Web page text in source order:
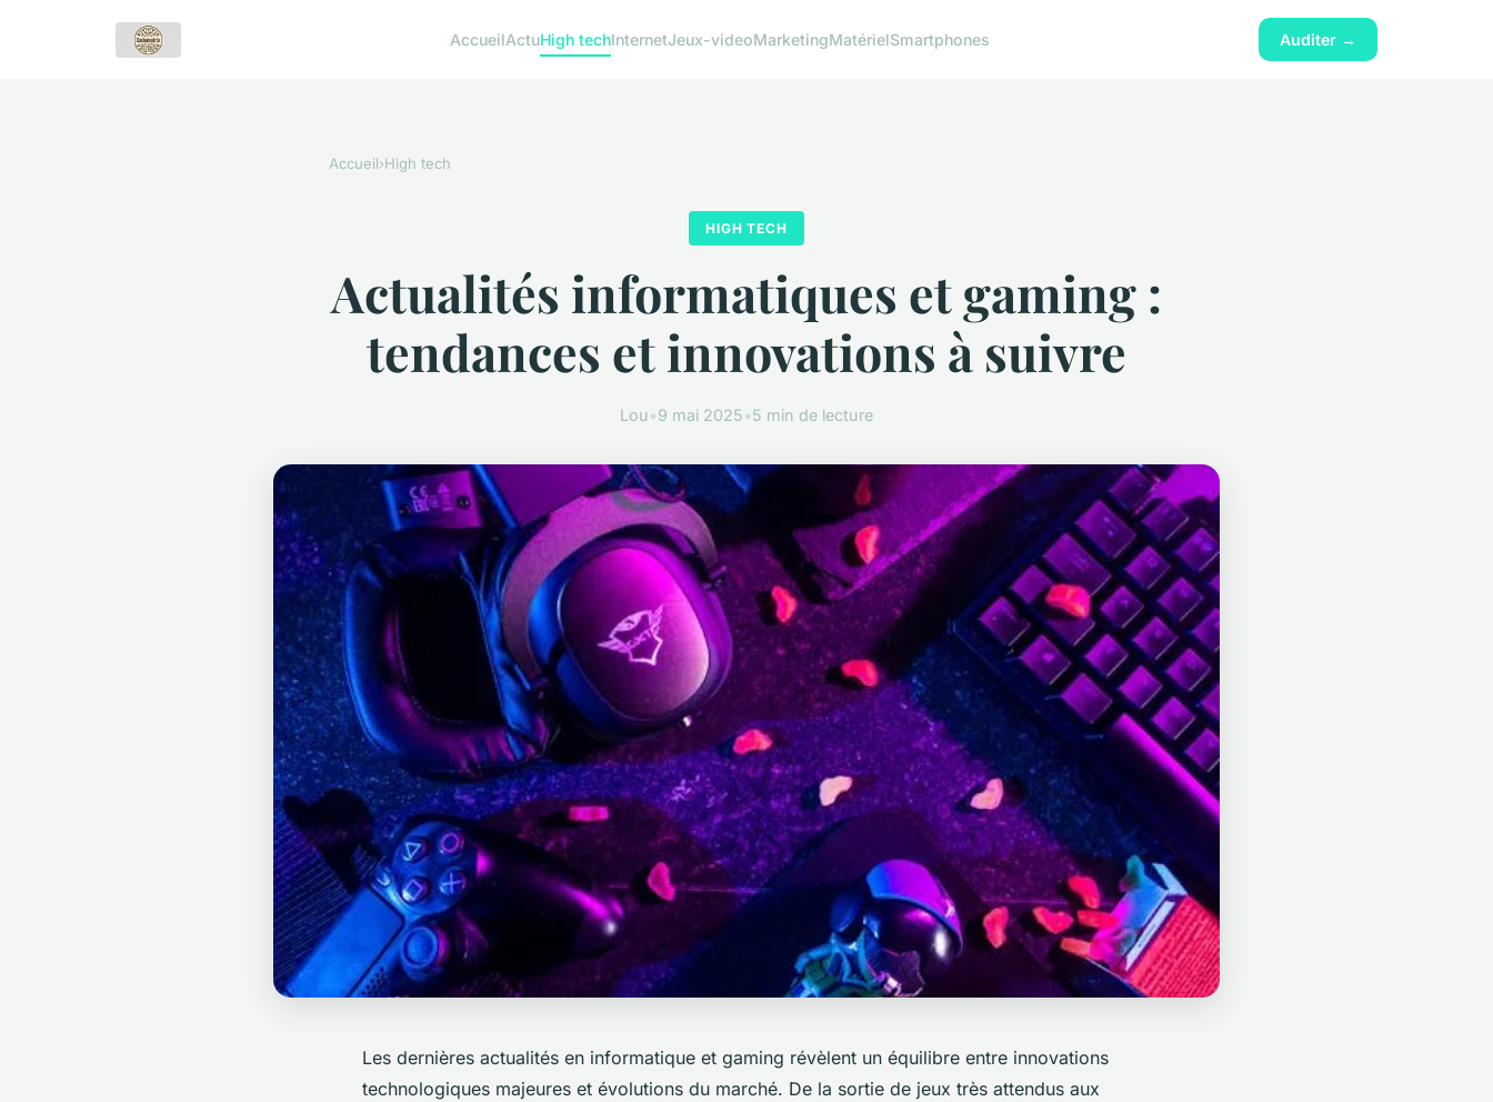
AccueilActuHigh techInternetJeux-videoMarketingMatérielSmartphones Auditer →
Accueil›High tech
HIGH TECH
Actualités informatiques et gaming :
tendances et innovations à suivre
Lou•9 mai 2025•5 min de lecture
Les dernières actualités en informatique et gaming révèlent un équilibre entre innovations
technologiques majeures et évolutions du marché. De la sortie de jeux très attendus aux